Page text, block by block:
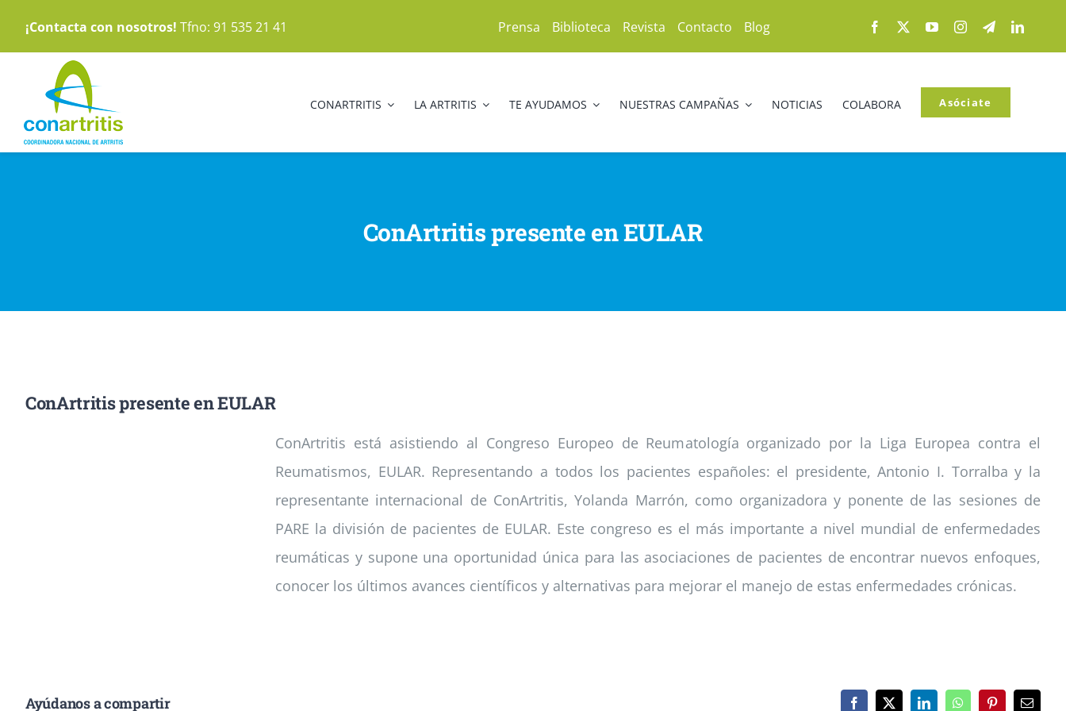
contenido
¡Contacta con nosotros! Tfno: 91 535 21 41 Prensa Biblioteca Revista Contacto Blog
CONARTRITIS LA ARTRITIS TE AYUDAMOS NUESTRAS CAMPAÑAS NOTICIAS COLABORA Asóciate
ConArtritis presente en EULAR
ConArtritis presente en EULAR
ConArtritis está asistiendo al Congreso Europeo de Reumatología organizado por la Liga Europea contra el
Reumatismos, EULAR. Representando a todos los pacientes españoles: el presidente, Antonio I. Torralba y la
representante internacional de ConArtritis, Yolanda Marrón, como organizadora y ponente de las sesiones de
PARE la división de pacientes de EULAR. Este congreso es el más importante a nivel mundial de enfermedades
reumáticas y supone una oportunidad única para las asociaciones de pacientes de encontrar nuevos enfoques,
conocer los últimos avances científicos y alternativas para mejorar el manejo de estas enfermedades crónicas.
Ayúdanos a compartir Facebook
X LinkedInWhatsAppPinterestCorreo